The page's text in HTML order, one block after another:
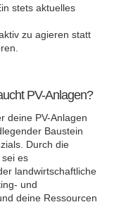
stets aktuelles
zu agieren statt
PV-Anlagen?
deine PV-Anlagen
Baustein
Durch die
es
landwirtschaftliche
und
deine Ressourcen